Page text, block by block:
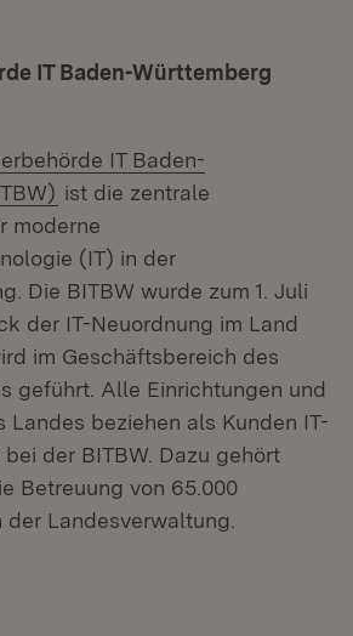
IT Baden-Württemberg
IT Baden-
(Öffnet in neuem Fenster)
ist die zentrale
moderne
(IT) in der
Die BITBW wurde zum 1. Juli
der IT-Neuordnung im Land
im Geschäftsbereich des
geführt. Alle Einrichtungen und
Landes beziehen als Kunden IT-
der BITBW. Dazu gehört
Betreuung von 65.000
Landesverwaltung.